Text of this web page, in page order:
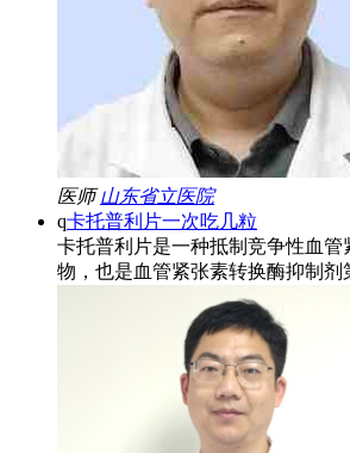
医师 山东省立医院
q卡托普利片一次吃几粒
卡托普利片是一种抵制竞争性血管
物，也是血管紧张素转换酶抑制剂